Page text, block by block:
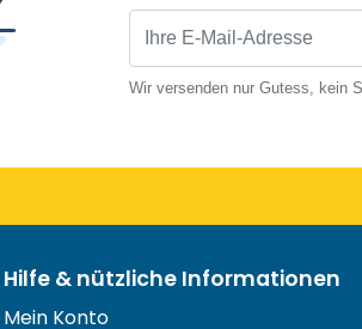
Wir versenden nur Gutess, kein
Hilfe & nützliche Informationen
Mein Konto